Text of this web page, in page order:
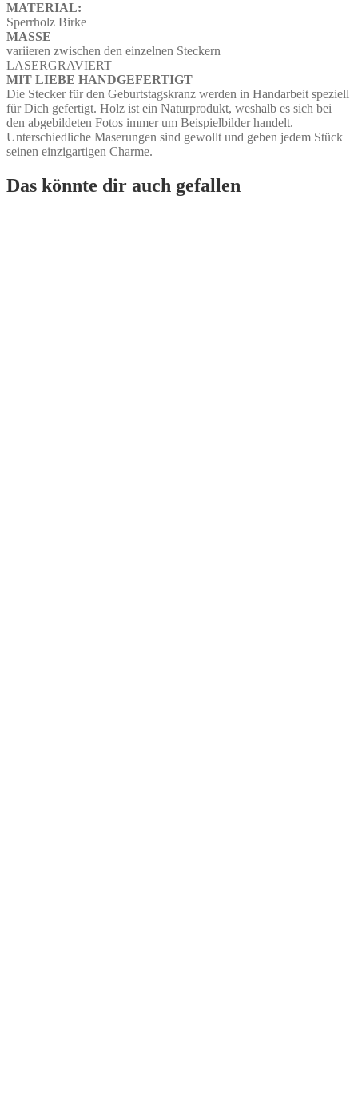
MATERIAL:
Sperrholz Birke
MASSE
variieren zwischen den einzelnen Steckern
LASERGRAVIERT
MIT LIEBE HANDGEFERTIGT
Die Stecker für den Geburtstagskranz werden in Handarbeit speziell
für Dich gefertigt. Holz ist ein Naturprodukt, weshalb es sich bei
den abgebildeten Fotos immer um Beispielbilder handelt.
Unterschiedliche Maserungen sind gewollt und geben jedem Stück
seinen einzigartigen Charme.
Das könnte dir auch gefallen